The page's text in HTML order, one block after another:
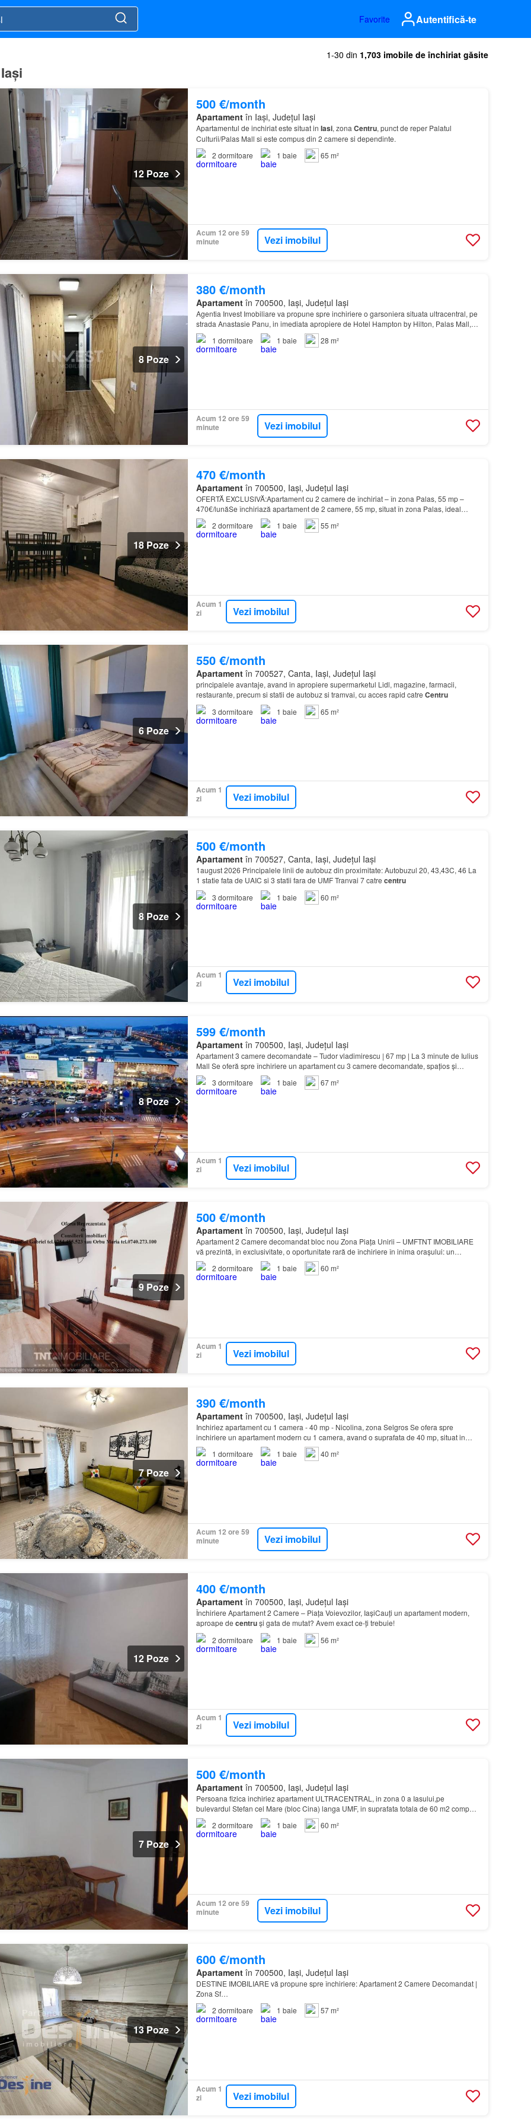
Favorite Autentifică-te
1-30 din 1,703 imobile de închiriat găsite
12 Poze
500 €/month
Apartamentîn Iași, Județul Iași
Apartamentul de inchiriat este situat in Iasi, zona Centru, punct de reper Palatul
Culturii/Palas Mall si este compus din 2 camere si dependinte.
2 dormitoare 1 baie 65 m²
Acum 12 ore 59
minute
Vezi imobilul
8 Poze
380 €/month
Apartamentîn 700500, Iași, Județul Iași
Agentia Invest Imobiliare va propune spre inchiriere o garsoniera situata ultracentral, pe
strada Anastasie Panu, in imediata apropiere de Hotel Hampton by Hilton, Palas Mall,
Universitatea de Medicina si Farmacie, mijloace d…
1 dormitoare 1 baie 28 m²
Acum 12 ore 59
minute
Vezi imobilul
18 Poze
470 €/month
Apartamentîn 700500, Iași, Județul Iași
OFERTĂ EXCLUSIVĂ:Apartament cu 2 camere de închiriat – în zona Palas, 55 mp –
470€/lunăSe închiriază apartament de 2 camere, 55 mp, situat în zona Palas, ideal
pentru cuplu sau familie…
2 dormitoare 1 baie 55 m²
Acum 1
zi
Vezi imobilul
6 Poze
550 €/month
Apartamentîn 700527, Canta, Iași, Județul Iași
principalele avantaje, avand in apropiere supermarketul Lidl, magazine, farmacii,
restaurante, precum si statii de autobuz si tramvai, cu acces rapid catre Centru
3 dormitoare 1 baie 65 m²
Acum 1
zi
Vezi imobilul
8 Poze
500 €/month
Apartamentîn 700527, Canta, Iași, Județul Iași
1august 2026 Principalele linii de autobuz din proximitate: Autobuzul 20, 43,43C, 46 La
1 statie fata de UAIC si 3 statii fara de UMF Tranvai 7 catre centru
3 dormitoare 1 baie 60 m²
Acum 1
zi
Vezi imobilul
8 Poze
599 €/month
Apartamentîn 700500, Iași, Județul Iași
Apartament 3 camere decomandate – Tudor vladimirescu | 67 mp | La 3 minute de Iulius
Mall Se oferă spre închiriere un apartament cu 3 camere decomandate, spațios și
complet renovat, situat înt…
3 dormitoare 1 baie 67 m²
Acum 1
zi
Vezi imobilul
9 Poze
500 €/month
Apartamentîn 700500, Iași, Județul Iași
Apartament 2 Camere decomandat bloc nou Zona Piața Unirii – UMFTNT IMOBILIARE
vă prezintă, în exclusivitate, o oportunitate rară de închiriere în inima orașului: un
apartament de 2 camere situat într-un imobil nou (construcți…
2 dormitoare 1 baie 60 m²
Acum 1
zi
Vezi imobilul
7 Poze
390 €/month
Apartamentîn 700500, Iași, Județul Iași
Inchiriez apartament cu 1 camera - 40 mp - Nicolina, zona Selgros Se ofera spre
inchiriere un apartament modern cu 1 camera, avand o suprafata de 40 mp, situat in
zona Nicolina - Selgros…
1 dormitoare 1 baie 40 m²
Acum 12 ore 59
minute
Vezi imobilul
12 Poze
400 €/month
Apartamentîn 700500, Iași, Județul Iași
Închiriere Apartament 2 Camere – Piața Voievozilor, IașiCauți un apartament modern,
aproape de centruși gata de mutat? Avem exact ce-ți trebuie!
2 dormitoare 1 baie 56 m²
Acum 1
zi
Vezi imobilul
7 Poze
500 €/month
Apartamentîn 700500, Iași, Județul Iași
Persoana fizica inchiriez apartament ULTRACENTRAL, in zona 0 a Iasului,pe
bulevardul Stefan cel Mare (bloc Cina) langa UMF, in suprafata totala de 60 m2 compus
din 2 dormitoare de 14 m2 + un living, bucatarie si baie, renovat…
2 dormitoare 1 baie 60 m²
Acum 12 ore 59
minute
Vezi imobilul
13 Poze
600 €/month
Apartamentîn 700500, Iași, Județul Iași
DESTINE IMOBILIARE vă propune spre închiriere: Apartament 2 Camere Decomandat |
Zona Sf…
2 dormitoare 1 baie 57 m²
Acum 1
zi
Vezi imobilul